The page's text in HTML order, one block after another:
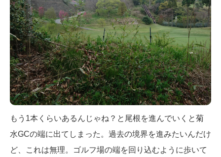
もう1本くらいあるんじゃね？と尾根を進んでいくと菊
水GCの端に出てしまった。過去の境界を進みたいんだけ
ど、これは無理。ゴルフ場の端を回り込むように歩いて